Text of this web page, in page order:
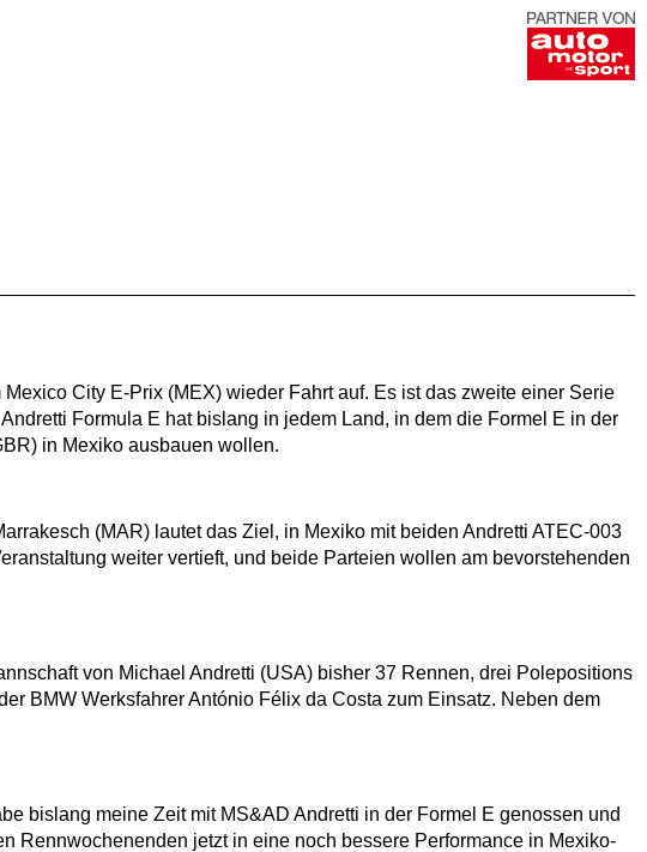
City E-Prix (MEX) wieder Fahrt auf. Es ist das zweite einer Serie
Formula E hat bislang in jedem Land, in dem die Formel E in der
in Mexiko ausbauen wollen.
(MAR) lautet das Ziel, in Mexiko mit beiden Andretti ATEC-003
weiter vertieft, und beide Parteien wollen am bevorstehenden
von Michael Andretti (USA) bisher 37 Rennen, drei Polepositions
BMW Werksfahrer António Félix da Costa zum Einsatz. Neben dem
bislang meine Zeit mit MS&AD Andretti in der Formel E genossen und
Rennwochenenden jetzt in eine noch bessere Performance in Mexiko-